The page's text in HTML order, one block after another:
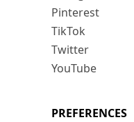
Pinterest
TikTok
Twitter
YouTube
PREFERENCES